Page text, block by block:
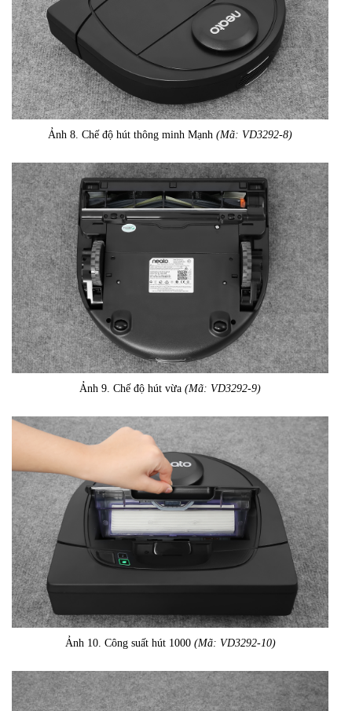
Ảnh 8. Chế độ hút thông minh Mạnh (Mã: VD3292-8)
Ảnh 9. Chế độ hút vừa (Mã: VD3292-9)
Ảnh 10. Công suất hút 1000 (Mã: VD3292-10)